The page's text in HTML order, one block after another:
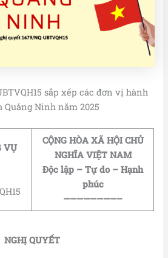
sắp xếp các đơn vị hành
Ninh năm 2025
VỤ
CỘNG HÒA XÃ HỘI CHỦ
NGHĨA VIỆT NAM
Độc lập – Tự do – Hạnh
phúc
————————–
NGHỊ QUYẾT